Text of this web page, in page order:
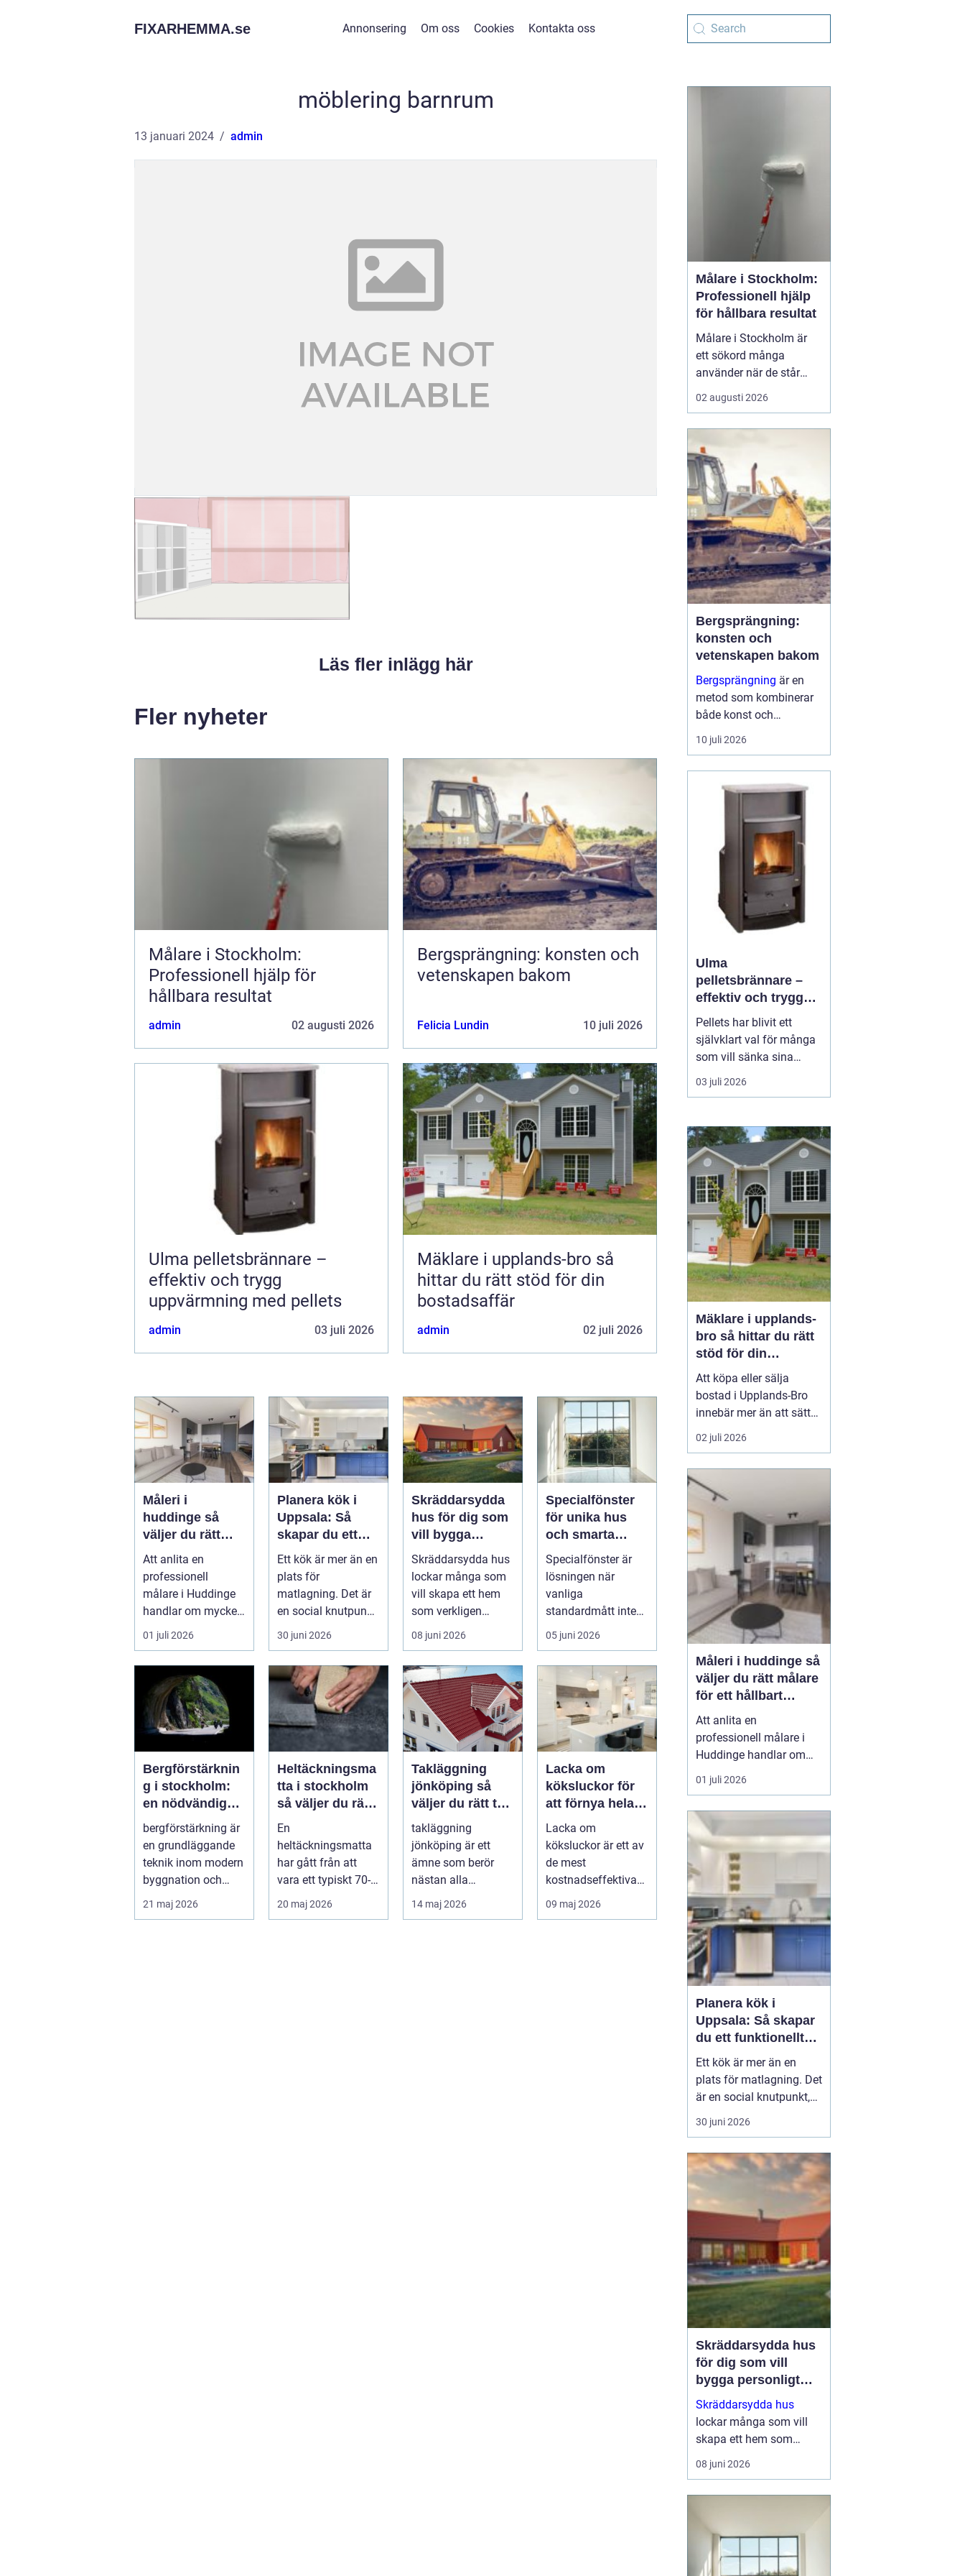
FIXARHEMMA.se Annonsering Om oss Cookies Kontakta oss
möblering barnrum
13 januari 2024 admin
Läs fler inlägg här
Fler nyheter
Målare i Stockholm:
Professionell hjälp för
hållbara resultat
admin 02 augusti 2026
Bergsprängning: konsten och
vetenskapen bakom
Felicia Lundin 10 juli 2026
Ulma pelletsbrännare –
effektiv och trygg
uppvärmning med pellets
admin 03 juli 2026
Mäklare i upplands-bro så
hittar du rätt stöd för din
bostadsaffär
admin 02 juli 2026
Måleri i
huddinge så
väljer du rätt
målare för ett
hållbart resultat
Att anlita en
professionell
målare i Huddinge
handlar om mycket
mer än att få nya
färger på
väggarna...
01 juli 2026
Planera kök i
Uppsala: Så
skapar du ett
funktionellt och
hållbart kök
Ett kök är mer än en
plats för
matlagning. Det är
en social knutpunkt,
en a...
30 juni 2026
Skräddarsydda
hus för dig som
vill bygga
personligt och
hållbart
Skräddarsydda hus
lockar många som
vill skapa ett hem
som verkligen
speglar deras liv,
sm...
08 juni 2026
Specialfönster
för unika hus
och smarta
lösningar
Specialfönster är
lösningen när
vanliga
standardmått inte
räcker till, eller när
ett hus behöver
fön...
05 juni 2026
Bergförstärknin
g i stockholm:
en nödvändig
byggteknik
bergförstärkning är
en grundläggande
teknik inom modern
byggnation och
infrastrukturutveckli
ng, särs...
21 maj 2026
Heltäckningsma
tta i stockholm
så väljer du rätt
för hem och
kontor
En
heltäckningsmatta
har gått från att
vara ett typiskt 70-
talsinslag till att bli
en modern lösning...
20 maj 2026
Takläggning
jönköping så
väljer du rätt tak
för hus och
klimat
takläggning
jönköping är ett
ämne som berör
nästan alla
villaägare förr eller
senare, eftersom
14 maj 2026
Lacka om
köksluckor för
att förnya hela
köket
Lacka om
köksluckor är ett av
de mest
kostnadseffektiva
sätten att ge ett kök
ett helt nytt uttryck
09 maj 2026
Målare i Stockholm:
Professionell hjälp
för hållbara resultat
Målare i Stockholm är
ett sökord många
använder när de står
inför ett större eller
mindre måleriprojekt i
och vill hitta en trygg
fackman. När en bostad,
lokal el...
02 augusti 2026
Bergsprängning:
konsten och
vetenskapen bakom
Bergsprängning är en
metod som kombinerar
både konst och
vetenskap för att bryta
ner och avlägsna
stadsmiljöerna och
Stockholm spelar
10 juli 2026
Ulma
pelletsbrännare –
effektiv och trygg
uppvärmning med
pellets
Pellets har blivit ett
självklart val för många
som vill sänka sina
uppvärmningskostnader
och samtidigt minska
modern pelletsbrännare
ger hög verkningsgrad,
jämn värme och rel...
03 juli 2026
Mäklare i upplands-
bro så hittar du rätt
stöd för din
bostadsaffär
Att köpa eller sälja
bostad i Upplands-Bro
innebär mer än att sätta
upp en annons och
vänta in bud. Marknaden
dynamik, särskilt med
närheten till Mälaren,
pendeltåg mot
Stockholm och en
blandning av villor,
radhus, bostadsrätter
oc...
02 juli 2026
Måleri i huddinge så
väljer du rätt målare
för ett hållbart
resultat
Att anlita en
professionell målare i
Huddinge handlar om
mycket mer än att få nya
färger på väggarna. Det
kvalitet och ett resultat
som håller i många år.
Med rätt målerifirma kan
du höja värdet på din
bostad, skapa ett
trivsamt ...
01 juli 2026
Planera kök i
Uppsala: Så skapar
du ett funktionellt
och hållbart kök
Ett kök är mer än en
plats för matlagning. Det
är en social knutpunkt,
en arbetsplats och ofta
hemmets mest använda
ser över sitt kök i
Uppsala handlar det
därför säl...
30 juni 2026
Skräddarsydda hus
för dig som vill
bygga personligt
och hållbart
Skräddarsydda hus
lockar många som vill
skapa ett hem som
verkligen speglar deras
liv, smak och vardag.
genomtä...
08 juni 2026